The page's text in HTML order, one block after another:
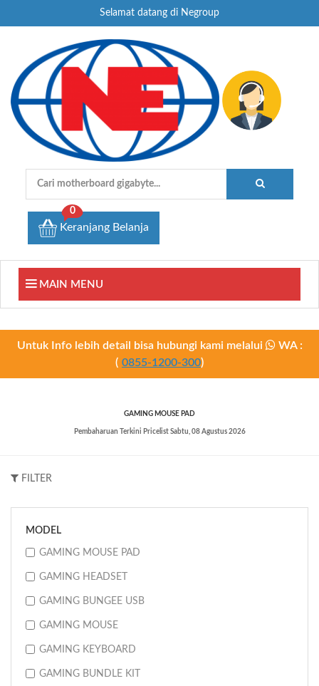
Selamat datang di Negroup
Keranjang Belanja
0
MAIN MENU
Untuk Info lebih detail bisa hubungi kami melalui
WA :
( 0855-1200-300)
GAMING MOUSE PAD
Pembaharuan Terkini Pricelist Sabtu, 08 Agustus 2026
FILTER
MODEL
GAMING MOUSE PAD
GAMING HEADSET
GAMING BUNGEE USB
GAMING MOUSE
GAMING KEYBOARD
GAMING BUNDLE KIT